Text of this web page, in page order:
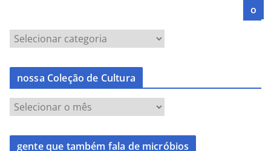
o
nossa Coleção de Cultura
gente que também fala de micróbios